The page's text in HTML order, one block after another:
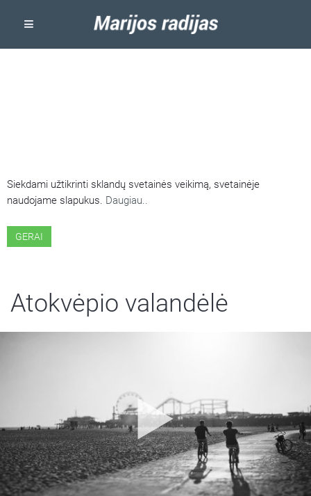
Siekdami užtikrinti sklandų svetainės veikimą, svetainėje
naudojame slapukus. Daugiau..
GERAI
Atokvėpio valandėlė